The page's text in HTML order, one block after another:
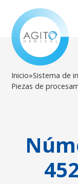
Inicio»Sistema de
Piezas de